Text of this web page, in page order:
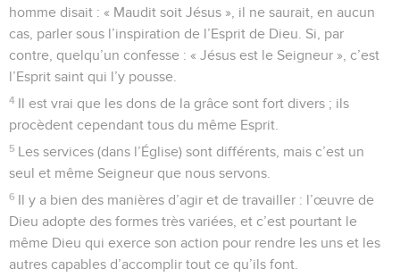
homme disait : « Maudit soit Jésus », il ne saurait, en aucun
cas, parler sous l’inspiration de l’Esprit de Dieu. Si, par
contre, quelqu’un confesse : « Jésus est le Seigneur », c’est
l’Esprit saint qui l’y pousse.
4 Il est vrai que les dons de la grâce sont fort divers ; ils
procèdent cependant tous du même Esprit.
5 Les services (dans l’Église) sont différents, mais c’est un
seul et même Seigneur que nous servons.
6 Il y a bien des manières d’agir et de travailler : l’œuvre de
Dieu adopte des formes très variées, et c’est pourtant le
même Dieu qui exerce son action pour rendre les uns et les
autres capables d’accomplir tout ce qu’ils font.